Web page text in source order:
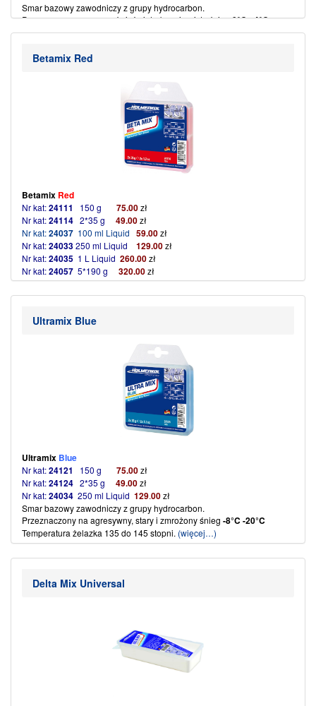
Smar bazowy zawodniczy z grupy hydrocarbon.
Przeznaczony na nowy ,świeży i drobnoziarnisty śnieg0°C -4°C.
Odporny na ścieranie. Temp. żelazka 115 do 125 stopni.(więcej…)
Betamix Red
Betamix Red
Nr kat:24111 150 g 75.00zł
Nr kat:24114 2*35 g 49.00zł
Nr kat:24037 100 ml Liquid 59.00zł
Nr kat:24033250 ml Liquid 129.00zł
Nr kat:24035 1 L Liquid 260.00zł
Nr kat:24057 5*190 g 320.00zł
Smar bazowy zawodniczy z grupy hydrocarbon.
Nadaje się do wszystkich rodzajów śniegu od-4°C -14°C
Ultramix Blue
Ultramix Blue
Nr kat:24121 150 g 75.00zł
Nr kat:24124 2*35 g 49.00zł
Nr kat:24034 250 ml Liquid 129.00zł
Smar bazowy zawodniczy z grupy hydrocarbon.
Przeznaczony na agresywny, stary i zmrożony śnieg -8°C -20°C
Temperatura żelazka 135 do 145 stopni. (więcej…)
Delta Mix Universal